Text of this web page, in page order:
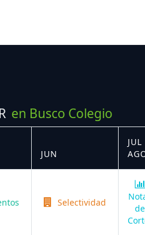
en Busco Colegio
JUN
JUL
Selectividad
de